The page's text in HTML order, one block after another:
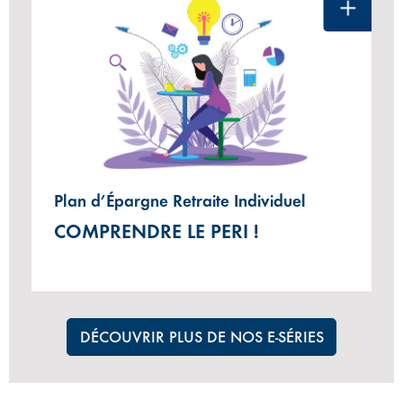
Plan d’Épargne Retraite Individuel
COMPRENDRE LE PERI !
DÉCOUVRIR PLUS DE NOS E-SÉRIES